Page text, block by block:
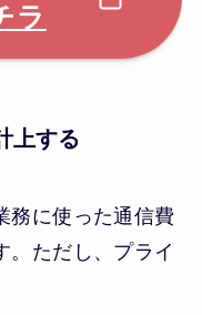
ラ
上する
務に使った通信費
。ただし、プライ